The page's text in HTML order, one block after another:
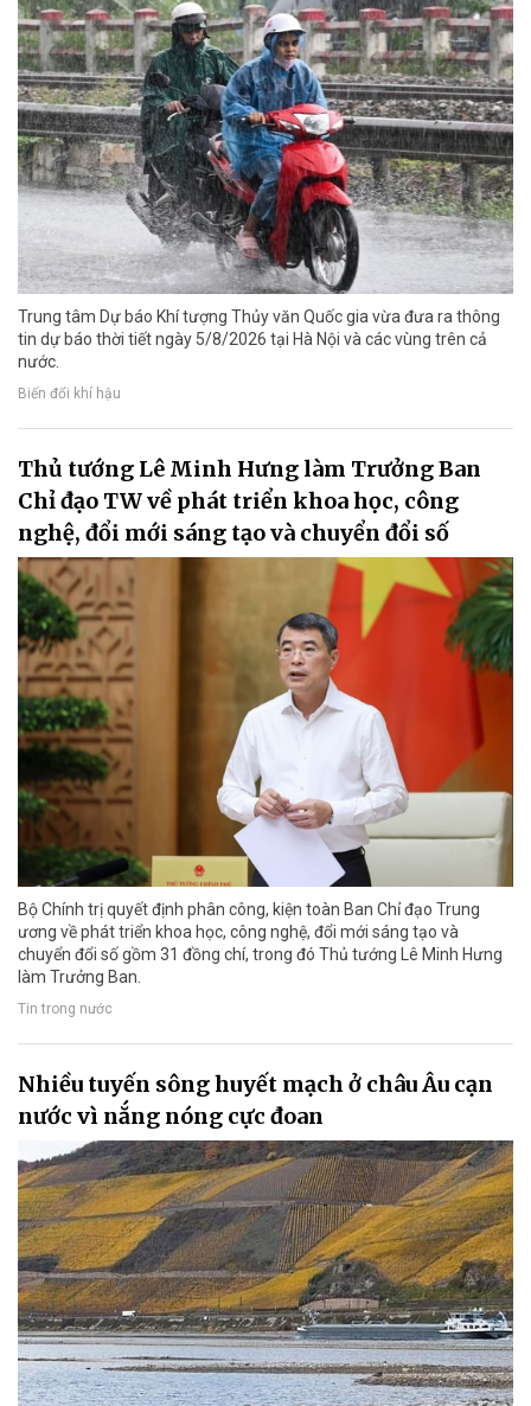
Trung tâm Dự báo Khí tượng Thủy văn Quốc gia vừa đưa ra thông
tin dự báo thời tiết ngày 5/8/2026 tại Hà Nội và các vùng trên cả
nước.
Biến đổi khí hậu
Thủ tướng Lê Minh Hưng làm Trưởng Ban
Chỉ đạo TW về phát triển khoa học, công
nghệ, đổi mới sáng tạo và chuyển đổi số
Bộ Chính trị quyết định phân công, kiện toàn Ban Chỉ đạo Trung
ương về phát triển khoa học, công nghệ, đổi mới sáng tạo và
chuyển đổi số gồm 31 đồng chí, trong đó Thủ tướng Lê Minh Hưng
làm Trưởng Ban.
Tin trong nước
Nhiều tuyến sông huyết mạch ở châu Âu cạn
nước vì nắng nóng cực đoan